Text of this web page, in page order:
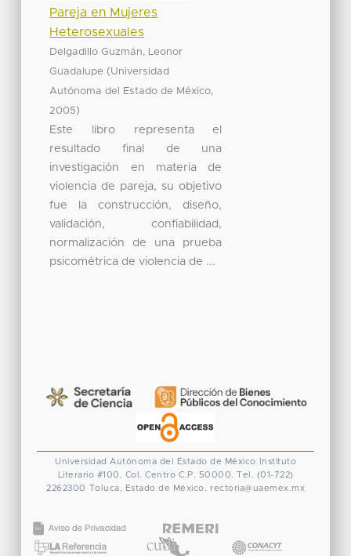
Pareja en Mujeres
Heterosexuales
Delgadillo Guzmán, Leonor
Guadalupe (Universidad
Autónoma del Estado de México,
2005)
Este libro representa el
resultado final de una
investigación en materia de
violencia de pareja, su objetivo
fue la construcción, diseño,
validación, confiabilidad,
normalización de una prueba
psicométrica de violencia de ...
Universidad Autónoma del Estado de México
Instituto
Literario #100. Col. Centro C.P. 50000. Tel. (01-722)
2262300 Toluca, Estado de México. rectoria@uaemex.mx